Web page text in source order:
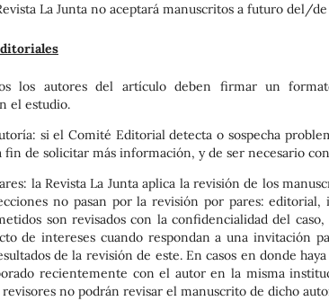
La Junta no aceptará manuscritos a futuro del/
los autores del artículo deben firmar un
el estudio.
si el Comité Editorial detecta o sospecha
de solicitar más información, y de ser necesario
la Revista La Junta aplica la revisión de los
no pasan por la revisión por pares:
son revisados con la confidencialidad del
de intereses cuando respondan a una invitación
de la revisión de este. En casos en donde
recientemente con el autor en la misma
no podrán revisar el manuscrito de dicho